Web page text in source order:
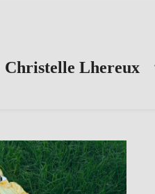
Christelle Lhereux